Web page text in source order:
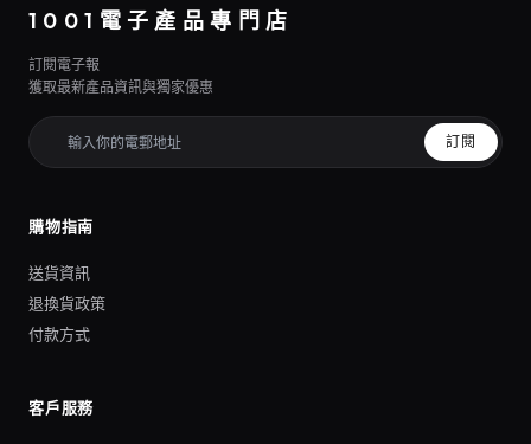
1001電子產品專門店
訂閱電子報
獲取最新產品資訊與獨家優惠
訂閱
購物指南
送貨資訊
退換貨政策
付款方式
客戶服務